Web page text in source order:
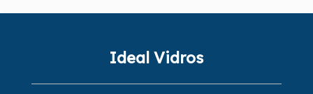
Ideal Vidros